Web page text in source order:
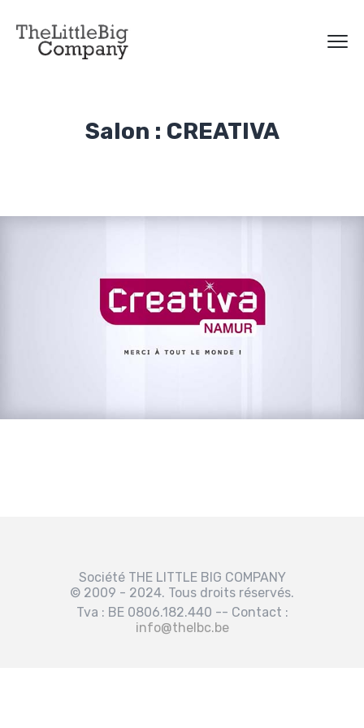
Salon : CREATIVA
Société THE LITTLE BIG COMPANY
© 2009 - 2024. Tous droits réservés.
Tva : BE 0806.182.440 -- Contact :
info@thelbc.be